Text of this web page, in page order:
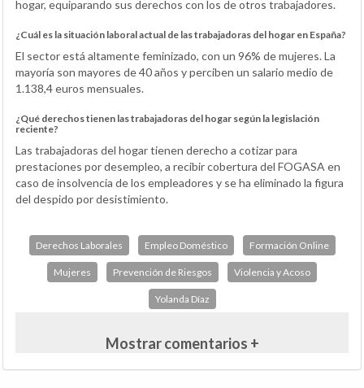
hogar, equiparando sus derechos con los de otros trabajadores.
¿Cuál es la situación laboral actual de las trabajadoras del hogar en España?
El sector está altamente feminizado, con un 96% de mujeres. La
mayoría son mayores de 40 años y perciben un salario medio de
1.138,4 euros mensuales.
¿Qué derechos tienen las trabajadoras del hogar según la legislación
reciente?
Las trabajadoras del hogar tienen derecho a cotizar para
prestaciones por desempleo, a recibir cobertura del FOGASA en
caso de insolvencia de los empleadores y se ha eliminado la figura
del despido por desistimiento.
Derechos Laborales Empleo Doméstico Formación Online
Mujeres Prevención de Riesgos Violencia y Acoso
Yolanda Díaz
Mostrar comentarios +